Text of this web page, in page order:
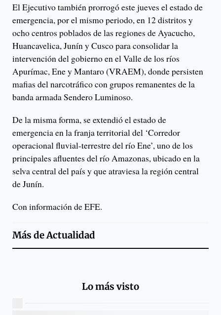
El Ejecutivo también prorrogó este jueves el estado de
emergencia, por el mismo periodo, en 12 distritos y
ocho centros poblados de las regiones de Ayacucho,
Huancavelica, Junín y Cusco para consolidar la
intervención del gobierno en el Valle de los ríos
Apurímac, Ene y Mantaro (VRAEM), donde persisten
mafias del narcotráfico con grupos remanentes de la
banda armada Sendero Luminoso.
De la misma forma, se extendió el estado de
emergencia en la franja territorial del ‘Corredor
operacional fluvial-terrestre del río Ene’, uno de los
principales afluentes del río Amazonas, ubicado en la
selva central del país y que atraviesa la región central
de Junín.
Con información de EFE.
Más deActualidad
Lo más visto